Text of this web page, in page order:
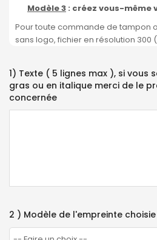
Modèle 3 : créez vous-
Pour toute commande de tampon
sans logo, fichier en résolution 300
1) Texte ( 5 lignes max ), si vous
gras ou en italique merci de le
concernée
2 ) Modèle de l'empreinte choisie